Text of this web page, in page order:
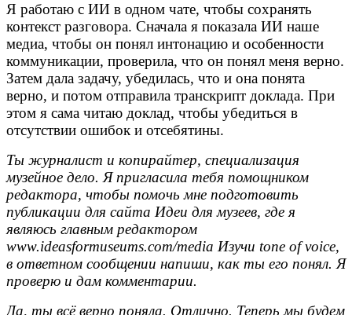
Я работаю с ИИ в одном чате, чтобы сохранять
контекст разговора. Сначала я показала ИИ наше
медиа, чтобы он понял интонацию и особенности
коммуникации, проверила, что он понял меня верно.
Затем дала задачу, убедилась, что и она понята
верно, и потом отправила транскрипт доклада. При
этом я сама читаю доклад, чтобы убедиться в
отсутствии ошибок и отсебятины.
Ты журналист и копирайтер, специализация
музейное дело. Я пригласила тебя помощником
редактора, чтобы помочь мне подготовить
публикации для сайта Идеи для музеев, где я
являюсь главным редактором
www.ideasformuseums.com/media Изучи tone of voice,
в ответном сообщении напиши, как ты его понял. Я
проверю и дам комментарии.
Да, ты всё верно поняла. Отлично. Теперь мы будем